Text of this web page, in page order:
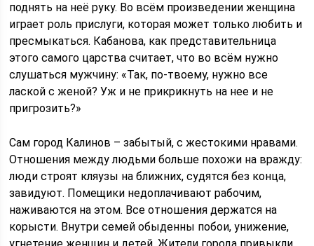
поднять на неё руку. Во всём произведении женщина
играет роль прислуги, которая может только любить и
пресмыкаться. Кабанова, как представительница
этого самого царства считает, что во всём нужно
слушаться мужчину: «Так, по-твоему, нужно все
лаской с женой? Уж и не прикрикнуть на нее и не
пригрозить?»
Сам город Калинов – забытый, с жестокими нравами.
Отношения между людьми больше похожи на вражду:
люди строят кляузы на ближних, судятся без конца,
завидуют. Помещики недоплачивают рабочим,
наживаются на этом. Все отношения держатся на
корысти. Внутри семей обыденны побои, унижение,